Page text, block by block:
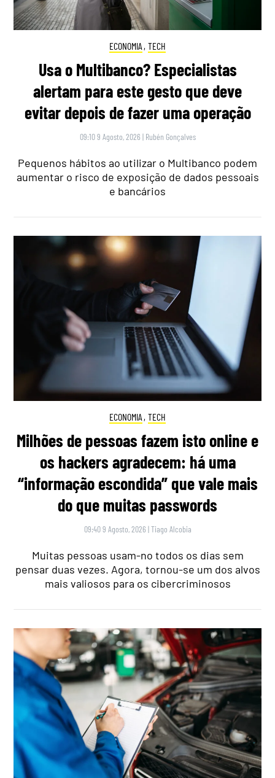
ECONOMIA , TECH
Usa o Multibanco? Especialistas
alertam para este gesto que deve
evitar depois de fazer uma operação
09:10 9 Agosto, 2026 | Rubén Gonçalves
Pequenos hábitos ao utilizar o Multibanco podem
aumentar o risco de exposição de dados pessoais
e bancários
ECONOMIA , TECH
Milhões de pessoas fazem isto online e
os hackers agradecem: há uma
“informação escondida” que vale mais
do que muitas passwords
09:40 9 Agosto, 2026 |Tiago Alcobia
Muitas pessoas usam-no todos os dias sem
pensar duas vezes. Agora, tornou-se um dos alvos
mais valiosos para os cibercriminosos